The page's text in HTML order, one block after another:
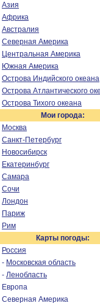
Азия
Африка
Австралия
Северная Америка
Центральная Америка
Южная Америка
Острова Индийского океана
Острова Атлантического
Острова Тихого океана
Мои города:
Москва
Санкт-Петербург
Новосибирск
Екатеринбург
Самара
Сочи
Лондон
Париж
Рим
Карты погоды:
Россия
- Московская область
- Ленобласть
Европа
Северная Америка